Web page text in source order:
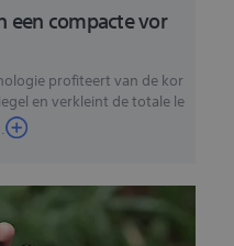
een compacte vor
profiteert van de kor
en verkleint de totale le